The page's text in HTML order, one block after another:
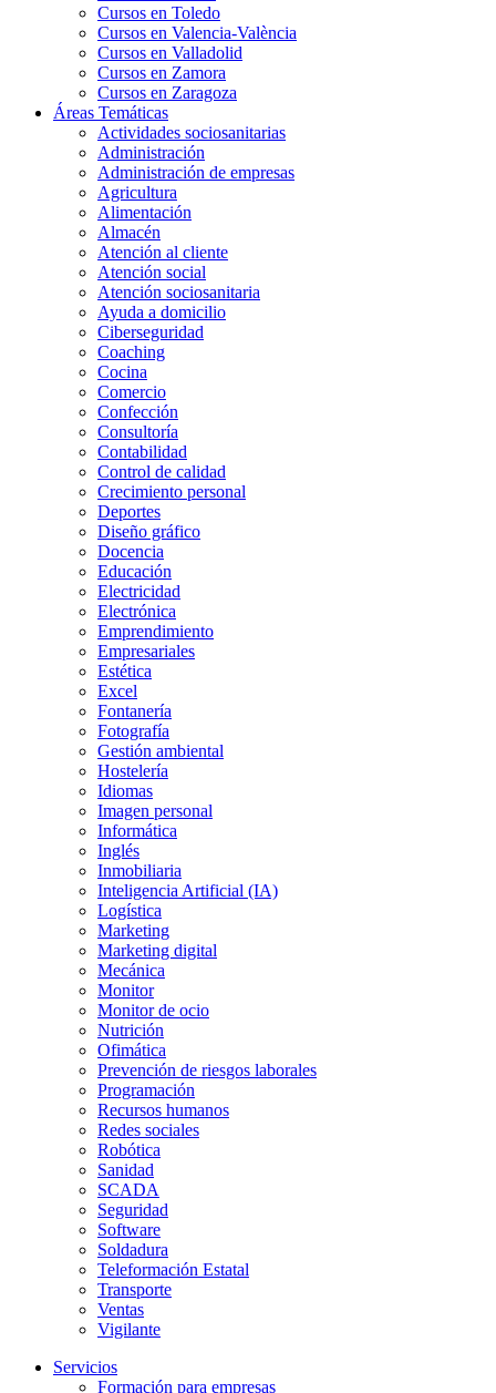
Cursos en Toledo
Cursos en Valencia-València
Cursos en Valladolid
Cursos en Zamora
Cursos en Zaragoza
Áreas Temáticas
Actividades sociosanitarias
Administración
Administración de empresas
Agricultura
Alimentación
Almacén
Atención al cliente
Atención social
Atención sociosanitaria
Ayuda a domicilio
Ciberseguridad
Coaching
Cocina
Comercio
Confección
Consultoría
Contabilidad
Control de calidad
Crecimiento personal
Deportes
Diseño gráfico
Docencia
Educación
Electricidad
Electrónica
Emprendimiento
Empresariales
Estética
Excel
Fontanería
Fotografía
Gestión ambiental
Hostelería
Idiomas
Imagen personal
Informática
Inglés
Inmobiliaria
Inteligencia Artificial (IA)
Logística
Marketing
Marketing digital
Mecánica
Monitor
Monitor de ocio
Nutrición
Ofimática
Prevención de riesgos laborales
Programación
Recursos humanos
Redes sociales
Robótica
Sanidad
SCADA
Seguridad
Software
Soldadura
Teleformación Estatal
Transporte
Ventas
Vigilante
Servicios
Formación para empresas